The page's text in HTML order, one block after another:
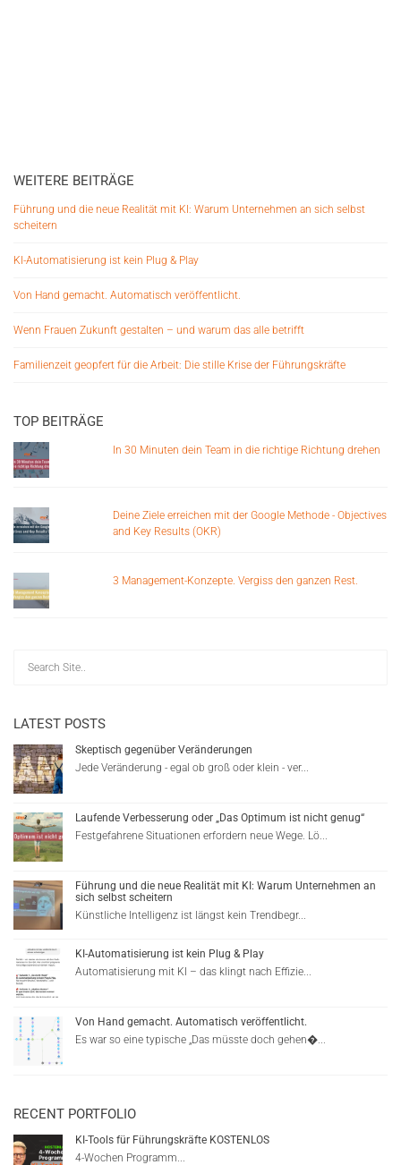
WEITERE BEITRÄGE
Führung und die neue Realität mit KI: Warum Unternehmen an sich selbst
scheitern
KI-Automatisierung ist kein Plug & Play
Von Hand gemacht. Automatisch veröffentlicht.
Wenn Frauen Zukunft gestalten – und warum das alle betrifft
Familienzeit geopfert für die Arbeit: Die stille Krise der Führungskräfte
TOP BEITRÄGE
In 30 Minuten dein Team in die richtige Richtung drehen
Deine Ziele erreichen mit der Google Methode - Objectives
and Key Results (OKR)
3 Management-Konzepte. Vergiss den ganzen Rest.
LATEST POSTS
Skeptisch gegenüber Veränderungen
Jede Veränderung - egal ob groß oder klein - ver...
Laufende Verbesserung oder „Das Optimum ist nicht genug“
Festgefahrene Situationen erfordern neue Wege. Lö...
Führung und die neue Realität mit KI: Warum Unternehmen an
sich selbst scheitern
Künstliche Intelligenz ist längst kein Trendbegr...
KI-Automatisierung ist kein Plug & Play
Automatisierung mit KI – das klingt nach Effizie...
Von Hand gemacht. Automatisch veröffentlicht.
Es war so eine typische „Das müsste doch gehen�...
RECENT PORTFOLIO
KI-Tools für Führungskräfte KOSTENLOS
4-Wochen Programm...